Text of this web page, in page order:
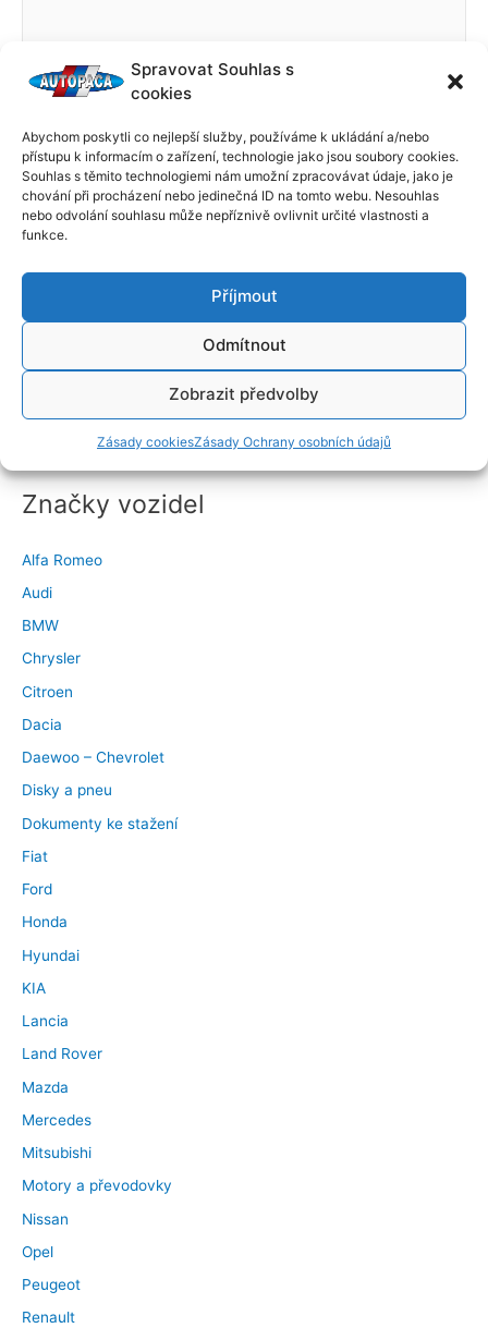
Spravovat Souhlas s
cookies
Abychom poskytli co nejlepší služby, používáme k ukládání a/nebo
přístupu k informacím o zařízení, technologie jako jsou soubory cookies.
Souhlas s těmito technologiemi nám umožní zpracovávat údaje, jako je
chování při procházení nebo jedinečná ID na tomto webu. Nesouhlas
nebo odvolání souhlasu může nepříznivě ovlivnit určité vlastnosti a
funkce.
Příjmout
Odmítnout
Zobrazit předvolby
Zásady cookiesZásady Ochrany osobních údajů
Předchozí Příspěvek Další Příspěvek
Značky vozidel
Alfa Romeo
Audi
BMW
Chrysler
Citroen
Dacia
Daewoo – Chevrolet
Disky a pneu
Dokumenty ke stažení
Fiat
Ford
Honda
Hyundai
KIA
Lancia
Land Rover
Mazda
Mercedes
Mitsubishi
Motory a převodovky
Nissan
Opel
Peugeot
Renault